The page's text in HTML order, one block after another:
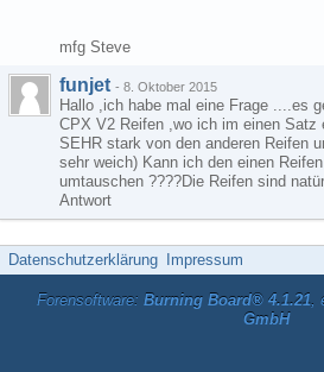
mfg Steve
funjet - 8. Oktober 2015
Hallo ,ich habe mal eine Frage ....es
CPX V2 Reifen ,wo ich im einen Satz
SEHR stark von den anderen Reifen
sehr weich) Kann ich den einen
umtauschen ????Die Reifen sind
Antwort
Datenschutzerklärung Impressum
Forensoftware: Burning Board® 4.1.21,
GmbH